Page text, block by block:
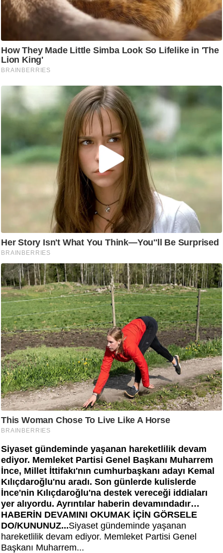
Siyaset gündeminde yaşanan hareketlilik devam
ediyor. Memleket Partisi Genel Başkanı Muharrem
İnce, Millet İttifakı'nın cumhurbaşkanı adayı Kemal
Kılıçdaroğlu'nu aradı. Son günlerde kulislerde
İnce'nin Kılıçdaroğlu'na destek vereceği iddiaları
yer alıyordu. Ayrıntılar haberin devamındadır…
HABERİN DEVAMINI OKUMAK İÇİN GÖRSELE
DO/KUNUNUZ...Siyaset gündeminde yaşanan
hareketlilik devam ediyor. Memleket Partisi Genel
Başkanı Muharrem...